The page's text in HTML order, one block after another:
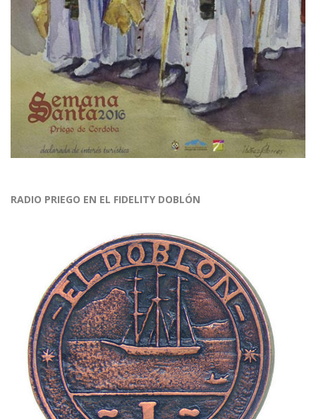
RADIO PRIEGO EN EL FIDELITY DOBLÓN